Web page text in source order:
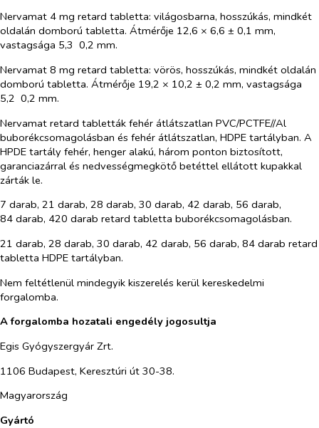
Nervamat 4 mg retard tabletta: világosbarna, hosszúkás, mindkét
oldalán domború tabletta. Átmérője 12,6 × 6,6 ± 0,1 mm,
vastagsága 5,3 0,2 mm.
Nervamat 8 mg retard tabletta: vörös, hosszúkás, mindkét oldalán
domború tabletta. Átmérője 19,2 × 10,2 ± 0,2 mm, vastagsága
5,2 0,2 mm.
Nervamat retard tabletták fehér átlátszatlan PVC/PCTFE//Al
buborékcsomagolásban és fehér átlátszatlan, HDPE tartályban. A
HPDE tartály fehér, henger alakú, három ponton biztosított,
garanciazárral és nedvességmegkötő betéttel ellátott kupakkal
zárták le.
7 darab, 21 darab, 28 darab, 30 darab, 42 darab, 56 darab,
84 darab, 420 darab retard tabletta buborékcsomagolásban.
21 darab, 28 darab, 30 darab, 42 darab, 56 darab, 84 darab retard
tabletta HDPE tartályban.
Nem feltétlenül mindegyik kiszerelés kerül kereskedelmi
forgalomba.
A forgalomba hozatali engedély jogosultja
Egis Gyógyszergyár Zrt.
1106 Budapest, Keresztúri út 30-38.
Magyarország
Gyártó